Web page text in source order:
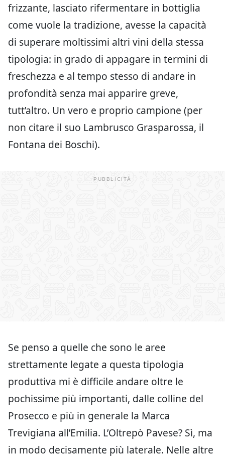
frizzante, lasciato rifermentare in bottiglia
come vuole la tradizione, avesse la capacità
di superare moltissimi altri vini della stessa
tipologia: in grado di appagare in termini di
freschezza e al tempo stesso di andare in
profondità senza mai apparire greve,
tutt’altro. Un vero e proprio campione (per
non citare il suo Lambrusco Grasparossa, il
Fontana dei Boschi).
Se penso a quelle che sono le aree
strettamente legate a questa tipologia
produttiva mi è difficile andare oltre le
pochissime più importanti, dalle colline del
Prosecco e più in generale la Marca
Trevigiana all’Emilia. L’Oltrepò Pavese? Sì, ma
in modo decisamente più laterale. Nelle altre